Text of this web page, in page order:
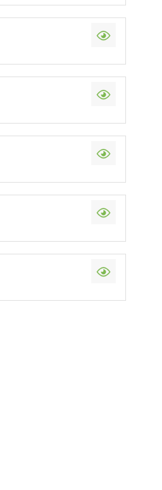
de route